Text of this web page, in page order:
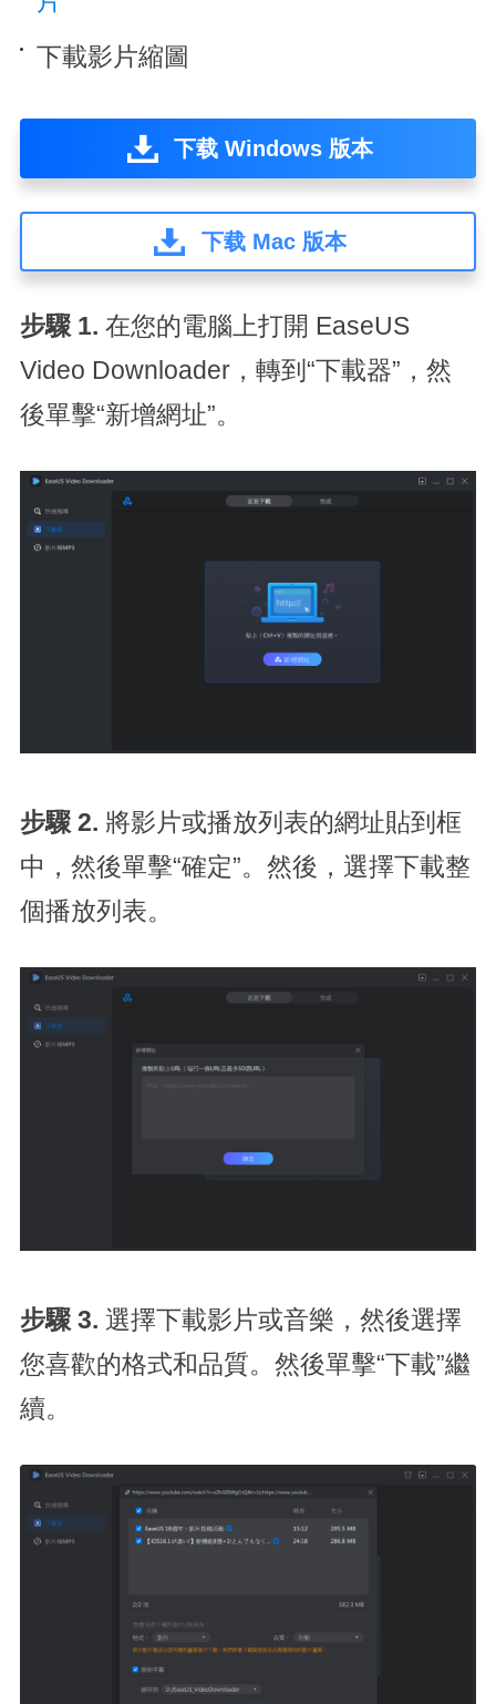
下載影片縮圖
下载 Windows 版本
下载 Mac 版本
步驟 1. 在您的電腦上打開 E​​aseUS
Video Downloader，轉到“下載器”，然
後單擊“新增網址”。
步驟 2. 將影片或播放列表的網址貼到框
中，然後單擊“確定”。然後，選擇下載整
個播放列表。
步驟 3. 選擇下載影片或音樂，然後選擇
您喜歡的格式和品質。然後單擊“下載”繼
續。